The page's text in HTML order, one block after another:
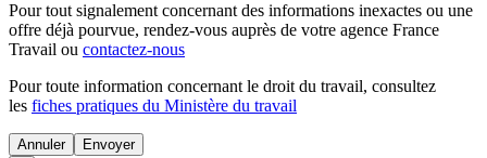
Pour tout signalement concernant des informations inexactes ou une
offre déjà pourvue, rendez-vous auprès de votre agence France
Travail ou contactez-nous
Pour toute information concernant le droit du travail, consultez
les fiches pratiques du Ministère du travail
Annuler